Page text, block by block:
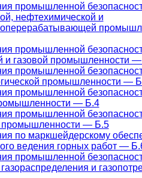
промышленной
нефтехимической и
промышленной
и газовой промышленности
промышленной
промышленности —
промышленной
— Б.4
промышленной
промышленности — Б.5
по маркшейдерскому
ведения горных работ —
промышленной
и